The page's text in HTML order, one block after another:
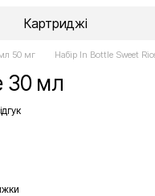
Картриджі
50 мг Набір In Bottle Sweet
30 мл